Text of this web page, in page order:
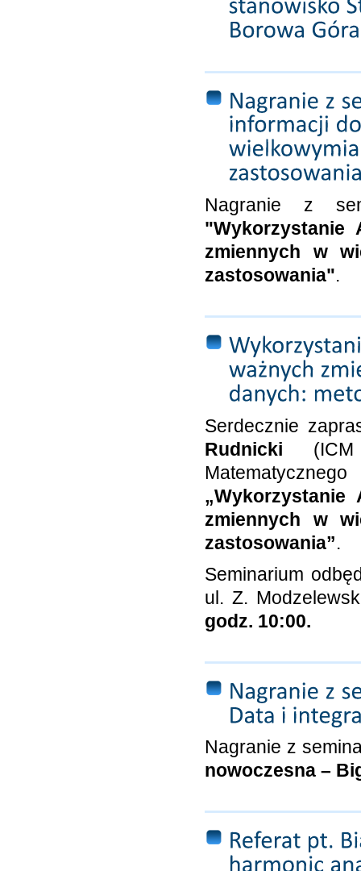
Nagranie z
zmiennych w
zastosowania".
Serdecznie
Rudnicki (ICM
zmiennych w
zastosowania”.
Seminarium
ul. Z.
godz. 10:00.
Nagranie z
nowoczesna –